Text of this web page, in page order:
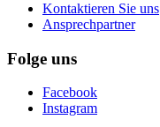
Kontaktieren Sie uns
Ansprechpartner
Folge uns
Facebook
Instagram